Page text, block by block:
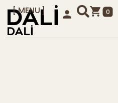
MENU
KAPAT
0